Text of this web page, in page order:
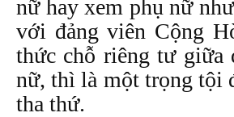
nữ hay xem phụ nữ
với đảng viên Cộng
thức chỗ riêng tư giữa
nữ, thì là một trọng tội
tha thứ.